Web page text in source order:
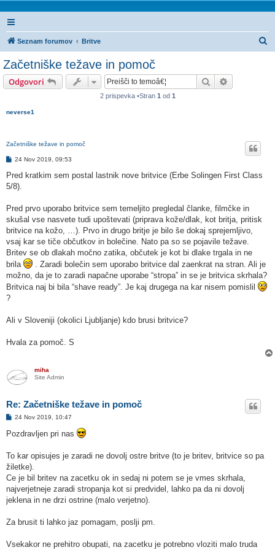
Seznam forumov Britve
Začetniške težave in pomoč
Odgovori Iskanje
2 prispevka •Stran 1 od 1
neverse1
Začetniške težave in pomoč
O
g
v
24 Nov 2019, 09:53
Pred kratkim sem postal lastnik nove britvice (Erbe Solingen First Class
5/8).
Pred prvo uporabo britvice sem temeljito pregledal članke, filmčke in
skušal vse nasvete tudi upoštevati (priprava kože/dlak, kot britja, pritisk
britvice na kožo, …). Prvo in drugo britje je bilo še dokaj sprejemljivo,
vsaj kar se tiče občutkov in bolečine. Nato pa so se pojavile težave.
Britev se ob dlakah močno zatika, občutek je kot bi dlake trgala in ne
brila
. Zaradi bolečin sem uporabo britvice dal zaenkrat na stran. Ali je
možno, da je to zaradi napačne uporabe “stropa” in se je britvica skrhala?
Britvica naj bi bila “shave ready”. Je kaj drugega na kar nisem pomislil
?
Ali v Sloveniji (okolici Ljubljanje) kdo brusi britvice?
Hvala za pomoč. S
miha
Site Admin
Re: Začetniške težave in pomoč
O
g
o
o
r
24 Nov 2019, 10:47
Pozdravljen pri nas
To kar opisujes je zaradi ne dovolj ostre britve (to je britev, britvice so pa
žiletke).
Ce je bil britev na zacetku ok in sedaj ni potem se je vmes skrhala,
najverjetneje zaradi stropanja kot si predvidel, lahko pa da ni dovolj
jeklena in ne drzi ostrine (malo verjetno).
Za brusit ti lahko jaz pomagam, poslji pm.
Vsekakor ne prehitro obupati, na zacetku je potrebno vloziti malo truda